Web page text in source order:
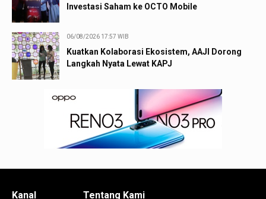
Investasi Saham ke OCTO Mobile
06/08/2026 17:57 WIB
Kuatkan Kolaborasi Ekosistem, AAJI Dorong
Langkah Nyata Lewat KAPJ
Kanal Tentang Kami